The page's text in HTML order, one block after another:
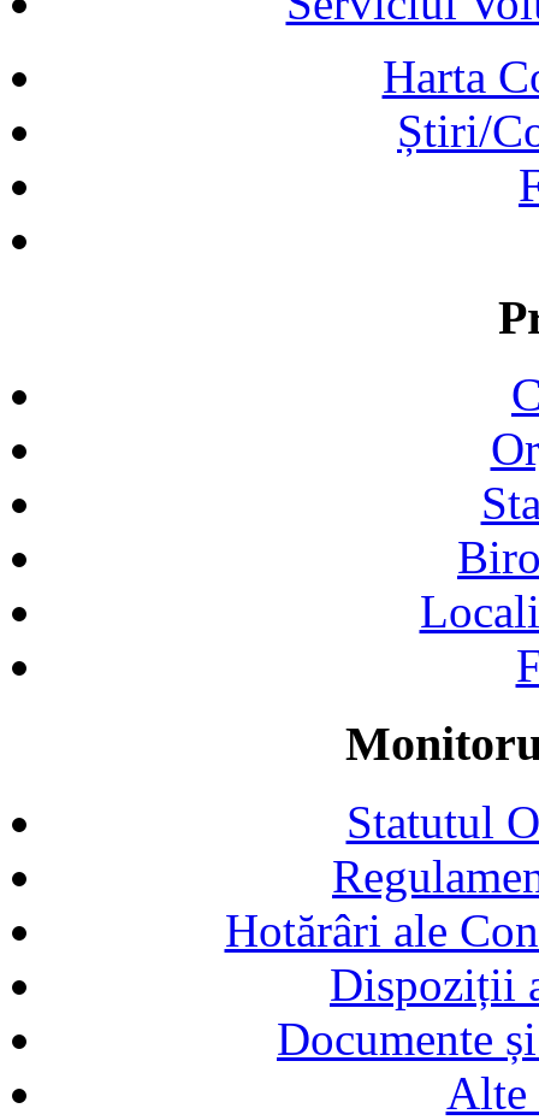
Harta
Știri/
Statutul
Hotărâri ale
Dispoziții
Documente
Alte